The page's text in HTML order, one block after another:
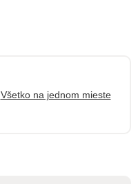
Všetko na jednom mieste